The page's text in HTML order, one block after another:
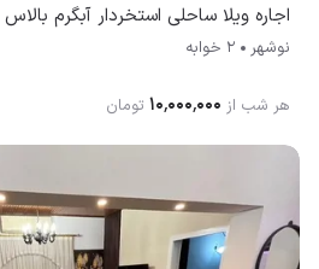
اجاره ویلا ساحلی استخردار آبگرم بالاس (2)
نوشهر 2 خوابه
هر شب از ۱۰٬۰۰۰٬۰۰۰ تومان